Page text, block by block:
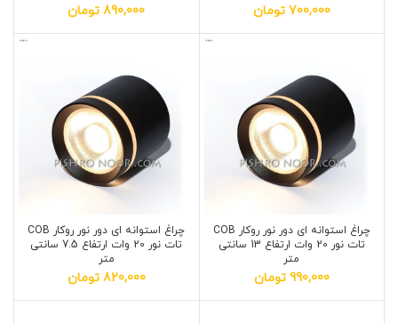
700,000 تومان 890,000 تومان
چراغ استوانه ای دور نور روکار COB
تات نور 20 وات ارتفاع 13 سانتی
متر
990,000 تومان
چراغ استوانه ای دور نور روکار COB
تات نور 20 وات ارتفاع 7.5 سانتی
متر
820,000 تومان